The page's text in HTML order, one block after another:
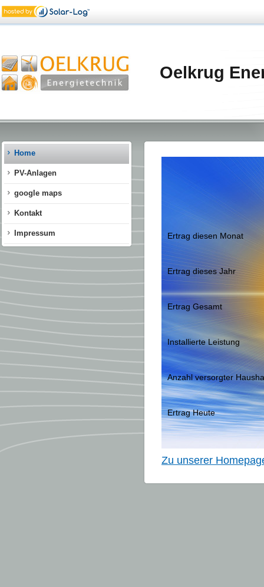
Oelkrug
Home
PV-Anlagen
google maps
Kontakt
Impressum Ertrag diesen Monat
Ertrag dieses Jahr
Ertrag Gesamt
Installierte Leistung
Anzahl versorgter
Ertrag Heute
Zu unserer